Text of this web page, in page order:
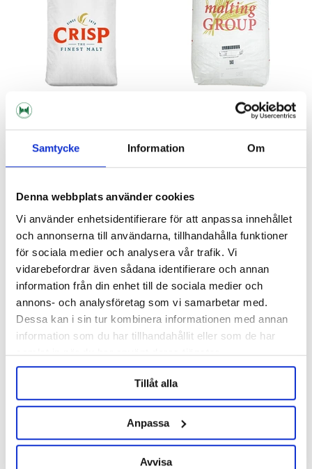
Samtycke Information Om
Denna webbplats använder cookies
Vi använder enhetsidentifierare för att anpassa innehållet
och annonserna till användarna, tillhandahålla funktioner
för sociala medier och analysera vår trafik. Vi
vidarebefordrar även sådana identifierare och annan
information från din enhet till de sociala medier och
annons- och analysföretag som vi samarbetar med.
Dessa kan i sin tur kombinera informationen med annan
information som du har tillhandahållit eller som de har
samlat in när du har använt deras tjänster.
Tillåt alla
Anpassa
Avvisa
Maris Otter Extra Pale 10 kg
201 nkr
Bag 25 kg
385 nkr
Maris Otter Extra Pale Malt